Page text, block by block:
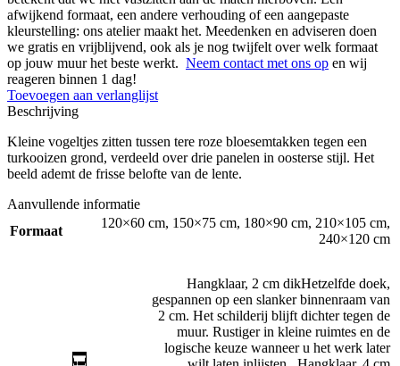
afwijkend formaat, een andere verhouding of een aangepaste
kleurstelling: ons atelier maakt het. Meedenken en adviseren doen
we gratis en vrijblijvend, ook als je nog twijfelt over welk formaat
op jouw muur het beste werkt. Neem contact met ons op en wij
reageren binnen 1 dag!
Toevoegen aan verlanglijst
Beschrijving
Kleine vogeltjes zitten tussen tere roze bloesemtakken tegen een
turkooizen grond, verdeeld over drie panelen in oosterse stijl. Het
beeld ademt de frisse belofte van de lente.
Aanvullende informatie
Formaat
120×60 cm, 150×75 cm, 180×90 cm, 210×105 cm,
240×120 cm
Hangklaar, 2 cm dikHetzelfde doek,
gespannen op een slanker binnenraam van
2 cm. Het schilderij blijft dichter tegen de
muur. Rustiger in kleine ruimtes en de
logische keuze wanneer u het werk later